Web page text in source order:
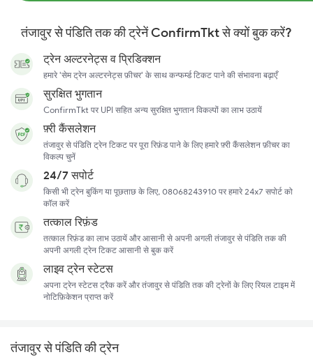
तंजावुर से पंडिति तक की ट्रेनें ConfirmTkt से क्यों बुक करें?
ट्रेन अल्टरनेट्स व प्रिडिक्शन
हमारे 'सेम ट्रेन अल्टरनेट्स फ़ीचर' के साथ कन्फर्म्ड टिकट पाने की संभावना बढ़ाएँ
सुरक्षित भुगतान
ConfirmTkt पर UPI सहित अन्य सुरक्षित भुगतान विकल्पों का लाभ उठायें
फ़्री कैंसलेशन
तंजावुर से पंडिति ट्रेन टिकट पर पूरा रिफ़ंड पाने के लिए हमारे फ़्री कैंसलेशन फ़ीचर का
विकल्प चुनें
24/7 सपोर्ट
किसी भी ट्रेन बुकिंग या पूछताछ के लिए, 08068243910 पर हमारे 24x7 सपोर्ट को
कॉल करें
तत्काल रिफ़ंड
तत्काल रिफ़ंड का लाभ उठायें और आसानी से अपनी अगली तंजावुर से पंडिति तक की
अपनी अगली ट्रेन टिकट आसानी से बुक करें
लाइव ट्रेन स्टेटस
अपना ट्रेन स्टेटस ट्रैक करें और तंजावुर से पंडिति तक की ट्रेनों के लिए रियल टाइम में
नोटिफ़िकेशन प्राप्त करें
तंजावुर से पंडिति की ट्रेन